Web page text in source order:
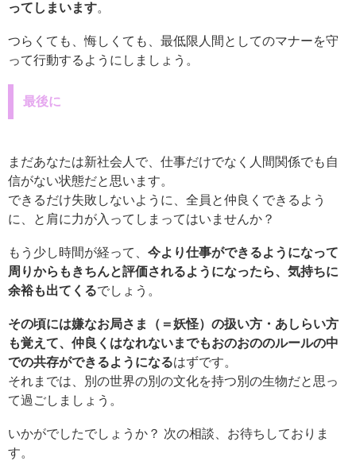
ってしまいます。
つらくても、悔しくても、最低限人間としてのマナーを守
って行動するようにしましょう。
最後に
まだあなたは新社会人で、仕事だけでなく人間関係でも自
信がない状態だと思います。
できるだけ失敗しないように、全員と仲良くできるよう
に、と肩に力が入ってしまってはいませんか？
もう少し時間が経って、 今より仕事ができるようになって
周りからもきちんと評価されるようになったら、気持ちに
余裕も出てくるでしょう。
その頃には嫌なお局さま（＝妖怪）の扱い方・あしらい方
も覚えて、仲良くはなれないまでもおのおののルールの中
での共存ができるようになるはずです。
それまでは、別の世界の別の文化を持つ別の生物だと思っ
て過ごしましょう。
いかがでしたでしょうか？ 次の相談、お待ちしておりま
す。